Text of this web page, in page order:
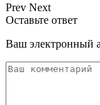
Prev Next
Оставьте ответ
Ваш электронный